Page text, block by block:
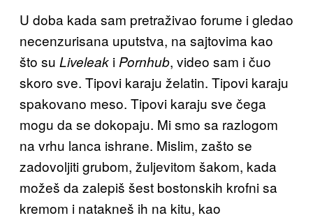
U doba kada sam pretraživao forume i gledao
necenzurisana uputstva, na sajtovima kao
što su Liveleak i Pornhub, video sam i čuo
skoro sve. Tipovi karaju želatin. Tipovi karaju
spakovano meso. Tipovi karaju sve čega
mogu da se dokopaju. Mi smo sa razlogom
na vrhu lanca ishrane. Mislim, zašto se
zadovoljiti grubom, žuljevitom šakom, kada
možeš da zalepiš šest bostonskih krofni sa
kremom i natakneš ih na kitu, kao